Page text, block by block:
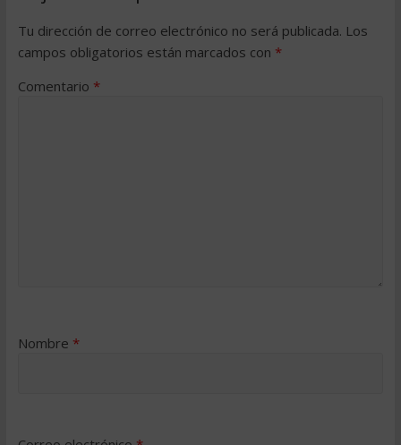
Tu dirección de correo electrónico no será publicada. Los
campos obligatorios están marcados con *
Comentario *
Nombre *